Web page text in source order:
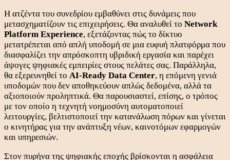
Η ατζέντα του συνεδρίου εμβαθύνει στις δυνάμεις που
μετασχηματίζουν τις επιχειρήσεις. Θα αναλυθεί το Network
Platform Experience, εξετάζοντας πώς το δίκτυο
μετατρέπεται από απλή υποδομή σε μια ευφυή πλατφόρμα που
διασφαλίζει την απρόσκοπτη υβριδική εργασία και παρέχει
άψογες ψηφιακές εμπειρίες στους πελάτες σας. Παράλληλα,
θα εξερευνηθεί το AI-Ready Data Center, η επόμενη γενιά
υποδομών που δεν αποθηκεύουν απλώς δεδομένα, αλλά τα
αξιοποιούν προληπτικά. Θα παρουσιαστεί, επίσης, ο τρόπος
με τον οποίο η τεχνητή νοημοσύνη αυτοματοποιεί
λειτουργίες, βελτιστοποιεί την κατανάλωση πόρων και γίνεται
ο κινητήρας για την ανάπτυξη νέων, καινοτόμων εφαρμογών
και υπηρεσιών.
Στον πυρήνα της ψηφιακής εποχής βρίσκονται η ασφάλεια